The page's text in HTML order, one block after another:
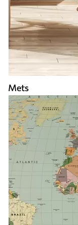
Mets